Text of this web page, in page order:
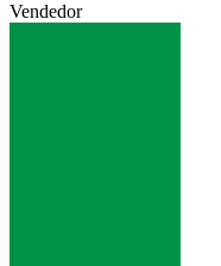
Vendedor